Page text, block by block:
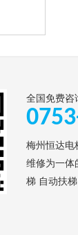
全国免费咨
梅州恒达电
维修为一体
梯 自动扶梯